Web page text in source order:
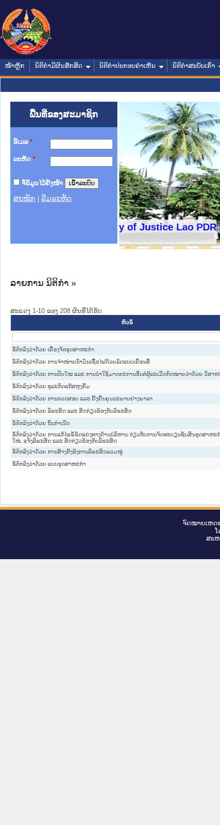
ໜ້າຫຼັກ ນິຕິກໍາມີຜົນສັກສິດ ນິຕິກໍາປະກອບຄໍາເຫັນ ນິຕິກໍາສະບັບເກົ່າ
ພື້ນທີ່ຂອງສະມາຊິກ
ອີເມລ *
ລະຫັດ *
ຈື່ຂໍ້ມູນໄວ້ຄັ້ງໜ້າ
ສະໝັກ ລືມລະຫັດ
Ministry of Justice Lao PDR
າຊົນ ພາກເໜືອ
ການ
ກາງ
ໃຕ້
ຕຳຫຼວດປະຊາຊົນ
ສັນຕິບານປະຊາຊົນ
ກເໜືອ
າຊົນ ພາກກາງ
ລາຍການ ນິຕິກໍາ »
ສະແດງ 1-10 ຂອງ 208 ຜົນທີ່ໄດ້ຮັບ.
ຫົວຂໍ້
ຂໍ້ຕົກລົງວ່າດ້ວຍ ເຄື່ອງຈັກອຸດສາຫະກຳ
ຂໍ້ຕົກລົງວ່າດ້ວຍ ການຈຳໜ່າຍນ້ຳມັນເຊື້ອໄຟດ້ວຍລົດແບບເຄື່ອນທີ່
ຂໍ້ຕົກລົງວ່າດ້ວຍ ການປັບໃໝ ແລະ ການນຳໃຊ້ມາດຕະການອື່ນຕໍ່ຜູ້ລະເມິີດກົດໝາຍວ່າດ້ວຍ ວິສາ
ຂໍ້ຕົກລົງວ່າດ້ວຍ ທຸລະກິດແກ໊ສຫຸງຕົ້ມ
ຂໍ້ຕົກລົງວ່າດ້ວຍ ການກວດສອບ ແລະ ຢັ້ງຢືນຄຸນນະພາບຢາງພາລາ
ຂໍ້ຕົກລົງວ່າດ້ວຍ ລິຂະສິດ ແລະ ສິດກ່ຽວຂ້ອງກັບລິຂະສິດ
ຂໍ້ຕົກລົງວ່າດ້ວຍ ຖິ່ນກຳເນີດ
ຂໍ້ຕົກລົງວ່າດ້ວຍ ການແກ້ໄຂຂໍ້ຂັດແຍ່ງທາງດ້ານບໍລິຫານ ກ່ຽວກັບການຈົດທະບຽນຊັບສິນອຸດສາຫະ
ໃໝ່, ແຈ້ງລິຂະສິດ ແລະ ສິດກ່ຽວຂ້ອງກັບລິຂະສິດ
ຂໍ້ຕົກລົງວ່າດ້ວຍ ການສ້າງຕັ້ງອົງການລິຂະສິດລວມໝູ່
ຂໍ້ຕົກລົງວ່າດ້ວຍ ແບບອຸດສາຫະກຳ
ຈົດ​ໝາຍ​ເຫດ​
ສະ​ຫ